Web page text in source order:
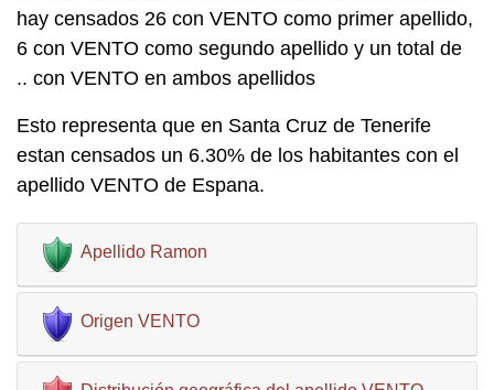
hay censados 26 con VENTO como primer apellido,
6 con VENTO como segundo apellido y un total de
.. con VENTO en ambos apellidos
Esto representa que en Santa Cruz de Tenerife
estan censados un 6.30% de los habitantes con el
apellido VENTO de Espana.
Apellido Ramon
Origen VENTO